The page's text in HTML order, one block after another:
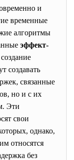
и
временные
алгоритмы
эффект-
создавать
связанные
но и с их
Эти
свои
однако,
относятся
без